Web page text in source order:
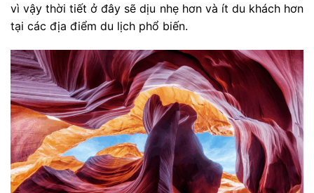
vì vậy thời tiết ở đây sẽ dịu nhẹ hơn và ít du khách hơn
tại các địa điểm du lịch phổ biến.